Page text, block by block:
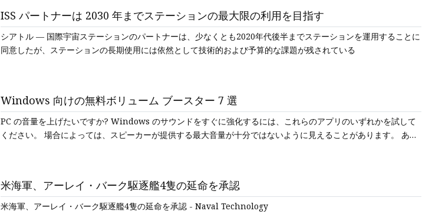
ISS パートナーは 2030 年までステーションの最大限の利用を目指す
シアトル — 国際宇宙ステーションのパートナーは、少なくとも2020年代後半までステーションを運用することに
同意したが、ステーションの長期使用には依然として技術的および予算的な課題が残されている
Windows 向けの無料ボリューム ブースター 7 選
PC の音量を上げたいですか? Windows のサウンドをすぐに強化するには、これらのアプリのいずれかを試して
ください。 場合によっては、スピーカーが提供する最大音量が十分ではないように見えることがあります。 ある
米海軍、アーレイ・バーク駆逐艦4隻の延命を承認
米海軍、アーレイ・バーク駆逐艦4隻の延命を承認 - Naval Technology